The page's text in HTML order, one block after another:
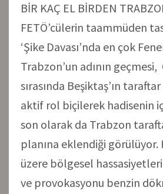
BİR KAÇ EL BİRDEN
FETÖ’cülerin taammüden
‘Şike Davası’nda en çok
Trabzon’un adının geçmesi,
sırasında Beşiktaş’ın taraftar
aktif rol biçilerek hadisenin
son olarak da Trabzon
planına eklendiği görülüyor.
üzere bölgesel
ve provokasyonu benzin